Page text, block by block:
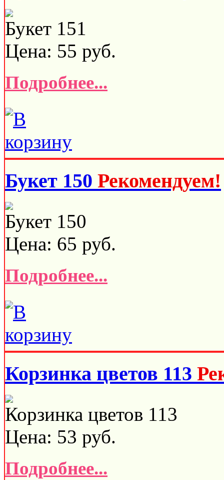
Букет 151
Цена: 55 руб.
Подробнее...
Букет 150 Рекомендуем!
Букет 150
Цена: 65 руб.
Подробнее...
Корзинка цветов 113
Корзинка цветов 113
Цена: 53 руб.
Подробнее...